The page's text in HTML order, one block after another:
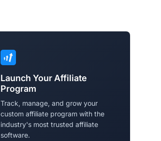
Launch Your Affiliate
Program
Track, manage, and grow your
custom affiliate program with the
industry's most trusted affiliate
software.